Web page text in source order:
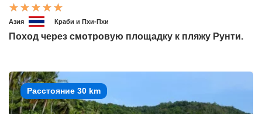
Азия Краби и Пхи-Пхи
Поход через смотровую площадку к пляжу Рунти.
Расстояние 30 km